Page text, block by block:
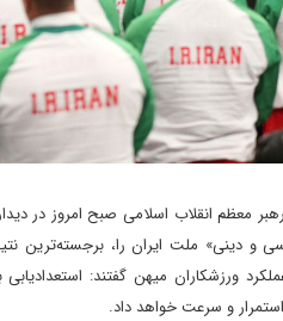
رهبر معظم انقلاب اسلامی صبح امروز در
و دینی» ملت ایران را،‌ برجسته‌ترین
ورزشکاران میهن گفتند:
و سرعت خواهد داد.